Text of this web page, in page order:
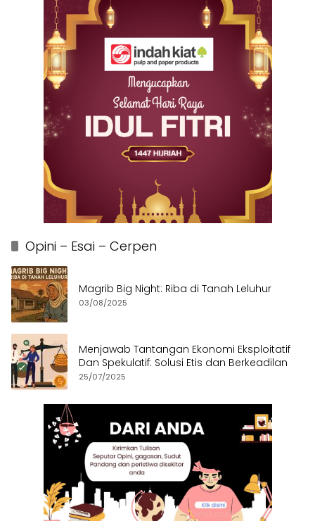
Opini – Esai – Cerpen
Magrib Big Night: Riba di Tanah Leluhur
03/08/2025
Menjawab Tantangan Ekonomi Eksploitatif
Dan Spekulatif: Solusi Etis dan Berkeadilan
25/07/2025